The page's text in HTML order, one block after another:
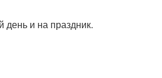
и на праздник.